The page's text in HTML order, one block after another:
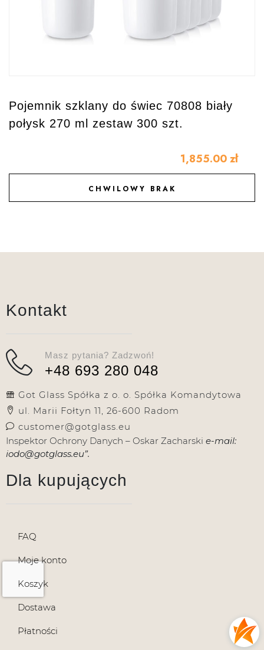
Pojemnik szklany do świec 70808 biały
połysk 270 ml zestaw 300 szt.
1,855.00 zł
CHWILOWY BRAK
DODAJ DO ULUBIONYCH
Kontakt
Masz pytania? Zadzwoń!
+48 693 280 048
Got Glass Spółka z o. o. Spółka Komandytowa
ul. Marii Fołtyn 11, 26-600 Radom
customer@gotglass.eu
Inspektor Ochrony Danych – Oskar Zacharski e-mail:
iodo@gotglass.eu”.
Dla kupujących
FAQ
Moje konto
Koszyk
Dostawa
Płatności